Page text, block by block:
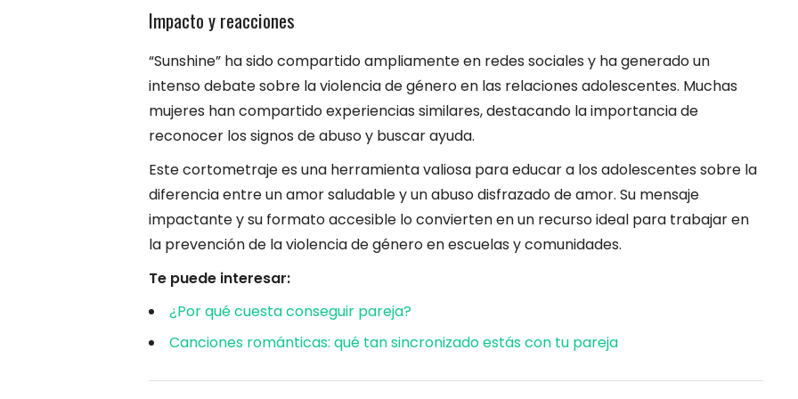
Impacto y reacciones
“Sunshine” ha sido compartido ampliamente en redes sociales y ha generado un
intenso debate sobre la violencia de género en las relaciones adolescentes. Muchas
mujeres han compartido experiencias similares, destacando la importancia de
reconocer los signos de abuso y buscar ayuda.
Este cortometraje es una herramienta valiosa para educar a los adolescentes sobre la
diferencia entre un amor saludable y un abuso disfrazado de amor. Su mensaje
impactante y su formato accesible lo convierten en un recurso ideal para trabajar en
la prevención de la violencia de género en escuelas y comunidades.
Te puede interesar:
¿Por qué cuesta conseguir pareja?
Canciones románticas: qué tan sincronizado estás con tu pareja